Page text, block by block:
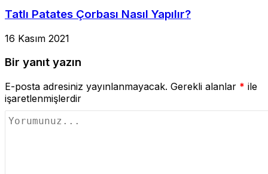
Tatlı Patates Çorbası Nasıl Yapılır?
16 Kasım 2021
Bir yanıt yazın
E-posta adresiniz yayınlanmayacak. Gerekli alanlar * ile
işaretlenmişlerdir